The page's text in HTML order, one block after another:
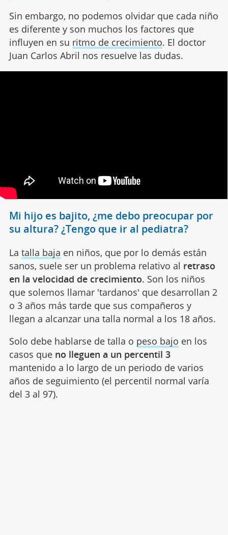
Sin embargo, no podemos olvidar que cada niño
es diferente y son muchos los factores que
influyen en su ritmo de crecimiento. El doctor
Juan Carlos Abril nos resuelve las dudas.
Mi hijo es bajito, ¿me debo preocupar por
su altura? ¿Tengo que ir al pediatra?
La talla baja en niños, que por lo demás están
sanos, suele ser un problema relativo al retraso
en la velocidad de crecimiento. Son los niños
que solemos llamar 'tardanos' que desarrollan 2
o 3 años más tarde que sus compañeros y
llegan a alcanzar una talla normal a los 18 años.
Solo debe hablarse de talla o peso bajo en los
casos que no lleguen a un percentil 3
mantenido a lo largo de un periodo de varios
años de seguimiento (el percentil normal varía
del 3 al 97).